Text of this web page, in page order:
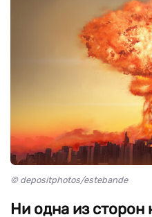
© depositphotos/estebande
Ни одна из сторон